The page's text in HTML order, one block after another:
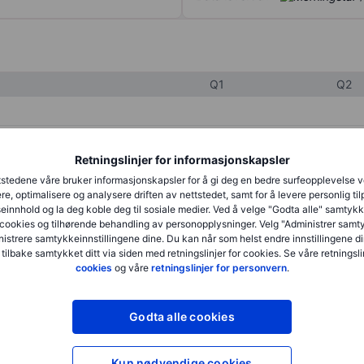
Retningslinjer for informasjonskapsler
våre bruker informasjonskapsler for å gi deg en bedre surfeopplevelse
optimalisere og analysere driften av nettstedet, samt for å levere personlig
og la deg koble deg til sosiale medier. Ved å velge "Godta alle"
og tilhørende behandling av personopplysninger. Velg "Administrer
samtykkeinnstillingene dine. Du kan når som helst endre innstillingene
samtykket ditt via siden med retningslinjer for cookies. Se våre
cookies og våre retningslinjer for personvern.
Godta alle cookies
Q1 Q2
XXXXXXX
XXXXXXX XXXXXXX
XXXXXXX XXXXXXX
XXXXXXX